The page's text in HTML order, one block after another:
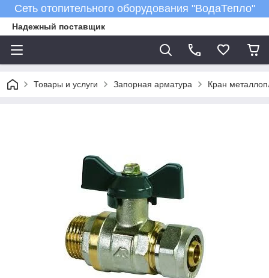
Сеть отопительного оборудования "ВодаТепло"
Надежный поставщик
Товары и услуги Запорная арматура Кран